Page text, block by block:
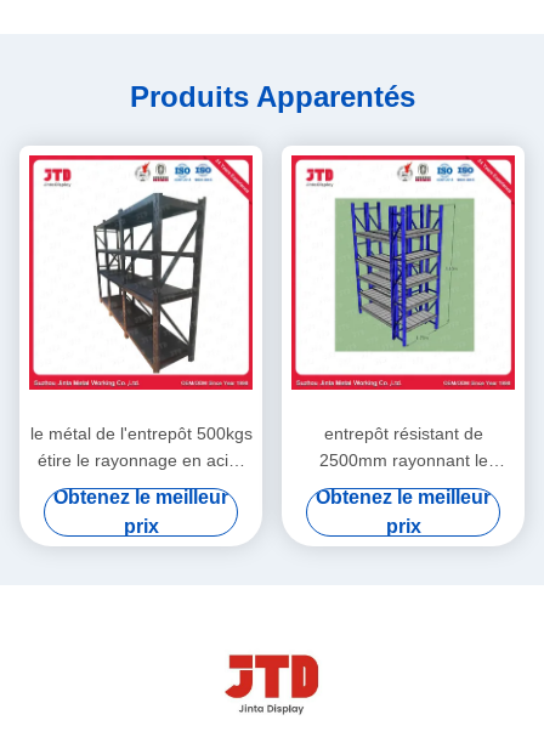
Produits Apparentés
le métal de l'entrepôt 500kgs
étire le rayonnage en acier
soudé par noir de rangée de
la BV 4
Obtenez le meilleur
prix
entrepôt résistant de
2500mm rayonnant le
rayonnage commercial de la
rangée 2000kgs 6
Obtenez le meilleur
prix